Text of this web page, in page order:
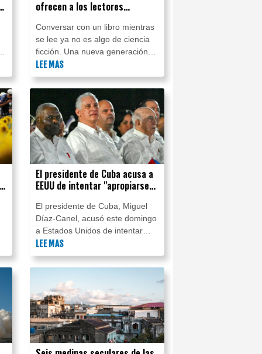
ofrecen a los lectores
Conversar con un libro mientras
se lee ya no es algo de ciencia
ficción. Una nueva generación
de herramientas de inteligencia
artificial (IA) permite a los
lectores hacer preguntas sobre
una obra y recibir respuestas
inmediatas.
LEE MAS
El presidente de Cuba acusa a
EEUU de intentar "apropiarse"
El presidente de Cuba, Miguel
Díaz-Canel, acusó este domingo
a Estados Unidos de intentar
"apropiarse del país" mediante lo
que consideró una "política
genocida".
LEE MAS